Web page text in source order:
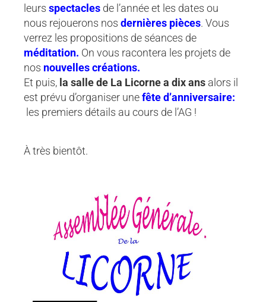
leurs spectacles de l’année et les dates ou
nous rejouerons nos dernières pièces. Vous
verrez les propositions de séances de
méditation. On vous racontera les projets de
nos nouvelles créations.
Et puis, la salle de La Licorne a dix ans alors il
est prévu d’organiser unefête d’anniversaire:
les premiers détails au cours de l’AG !
À très bientôt.